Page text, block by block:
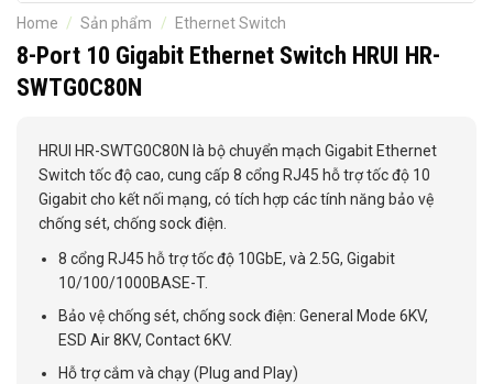
Home / Sản phẩm / Ethernet Switch
8-Port 10 Gigabit Ethernet Switch HRUI HR-
SWTG0C80N
HRUI HR-SWTG0C80N là bộ chuyển mạch Gigabit Ethernet
Switch tốc độ cao, cung cấp 8 cổng RJ45 hỗ trợ tốc độ 10
Gigabit cho kết nối mạng, có tích hợp các tính năng bảo vệ
chống sét, chống sock điện.
8 cổng RJ45 hỗ trợ tốc độ 10GbE, và 2.5G, Gigabit
10/100/1000BASE-T.
Bảo vệ chống sét, chống sock điện: General Mode 6KV,
ESD Air 8KV, Contact 6KV.
Hỗ trợ cắm và chạy (Plug and Play)